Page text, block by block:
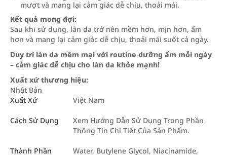
mượt và mang lại cảm giác dễ chịu, thoải mái.
Kết quả mong đợi:
Sau khi sử dụng, làn da trở nên mềm hơn, mịn hơn, ẩm
hơn và mang lại cảm giác dễ chịu, thoải mái suốt cả ngày.
Duy trì làn da mềm mại với routine dưỡng ẩm mỗi ngày
– cảm giác dễ chịu cho làn da khỏe mạnh!
Xuất xứ thương hiệu:
Nhật Bản
Xuất Xứ
Việt Nam
Cách Sử Dụng
Xem Hướng Dẫn Sử Dụng Trong Phần
Thông Tin Chi Tiết Của Sản Phẩm.
Thành Phần Water, Butylene Glycol, Niacinamide,